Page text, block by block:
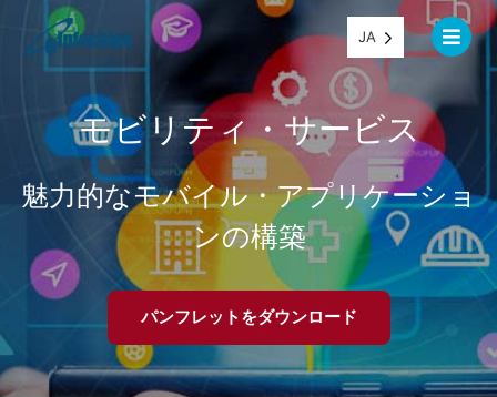
JA
モビリティ・サービス
魅力的なモバイル・アプリケーショ
ンの構築
パンフレットをダウンロード